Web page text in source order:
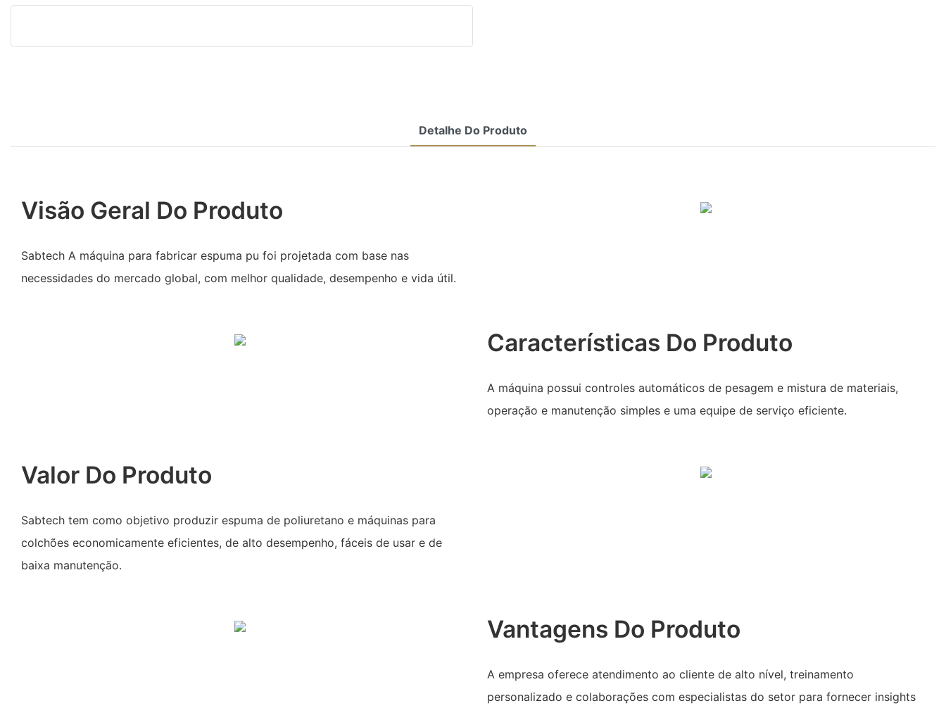
Detalhe Do Produto
Visão Geral Do Produto
Sabtech A máquina para fabricar espuma pu foi projetada com base nas
necessidades do mercado global, com melhor qualidade, desempenho e vida útil.
Características Do Produto
A máquina possui controles automáticos de pesagem e mistura de materiais,
operação e manutenção simples e uma equipe de serviço eficiente.
Valor Do Produto
Sabtech tem como objetivo produzir espuma de poliuretano e máquinas para
colchões economicamente eficientes, de alto desempenho, fáceis de usar e de
baixa manutenção.
Vantagens Do Produto
A empresa oferece atendimento ao cliente de alto nível, treinamento
personalizado e colaborações com especialistas do setor para fornecer insights